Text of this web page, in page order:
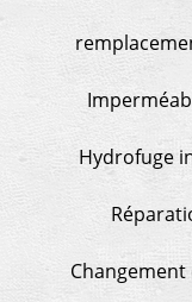
Hydrofuge